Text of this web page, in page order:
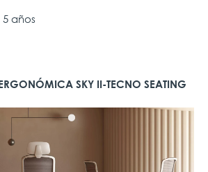
años
SKY II-TECNO SEATING